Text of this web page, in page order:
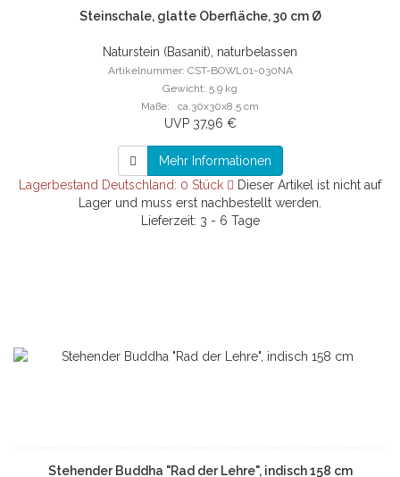
Steinschale, glatte Oberfläche, 30 cm Ø
Naturstein (Basanit), naturbelassen
Artikelnummer: CST-BOWL01-030NA
Gewicht: 5.9 kg
Maße: ca.30x30x8.5 cm
UVP 37,96 €
Mehr Informationen
Lagerbestand Deutschland: 0 Stück
Dieser Artikel ist nicht auf
Lager und muss erst nachbestellt werden.
Lieferzeit: 3 - 6 Tage
Stehender Buddha "Rad der Lehre", indisch 158 cm